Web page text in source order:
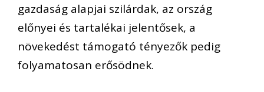
gazdaság alapjai szilárdak, az ország
előnyei és tartalékai jelentősek, a
növekedést támogató tényezők pedig
folyamatosan erősödnek.